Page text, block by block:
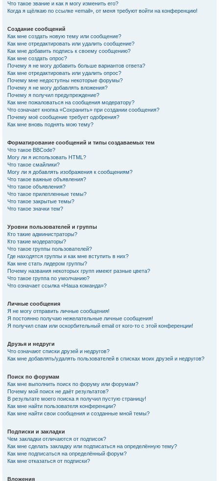
Что такое звание и как я могу изменить его?
Когда я щёлкаю по ссылке «email», от меня требуют войти на конференцию!
Создание сообщений
Как мне создать новую тему или сообщение?
Как мне отредактировать или удалить сообщение?
Как мне добавить подпись к своему сообщению?
Как мне создать опрос?
Почему я не могу добавить больше вариантов ответа?
Как мне отредактировать или удалить опрос?
Почему мне недоступны некоторые форумы?
Почему я не могу добавлять вложения?
Почему я получил предупреждение?
Как мне пожаловаться на сообщения модератору?
Что означает кнопка «Сохранить» при создании сообщения?
Почему моё сообщение требует одобрения?
Как мне вновь поднять мою тему?
Форматирование сообщений и типы создаваемых тем
Что такое BBCode?
Могу ли я использовать HTML?
Что такое смайлики?
Могу ли я добавлять изображения к сообщениям?
Что такое важные объявления?
Что такое объявления?
Что такое прилепленные темы?
Что такое закрытые темы?
Что такое значки тем?
Уровни пользователей и группы
Кто такие администраторы?
Кто такие модераторы?
Что такое группы пользователей?
Где находятся группы и как мне вступить в них?
Как мне стать лидером группы?
Почему названия некоторых групп имеют разные цвета?
Что такое группа по умолчанию?
Что означает ссылка «Наша команда»?
Личные сообщения
Я не могу отправить личные сообщения!
Я постоянно получаю нежелательные личные сообщения!
Я получил спам или оскорбительный email от кого-то с этой конференции!
Друзья и недруги
Что означают списки друзей и недругов?
Как мне добавлять/удалять пользователей в списках моих друзей и недругов?
Поиск по форумам
Как мне выполнить поиск по форуму или форумам?
Почему мой поиск не даёт результатов?
В результате моего поиска я получил пустую страницу!
Как мне найти пользователя конференции?
Как мне найти свои сообщения и созданные мной темы?
Подписки и закладки
Чем закладки отличаются от подписок?
Как мне сделать закладку или подписаться на определённую тему?
Как мне подписаться на определённый форум?
Как мне отказаться от подписки?
Вложения